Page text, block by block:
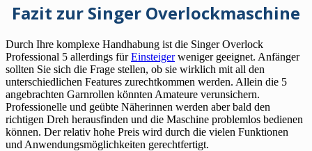
Fazit zur Singer Overlockmaschine
Durch Ihre komplexe Handhabung ist die Singer Overlock
Professional 5 allerdings fürEinsteigerweniger geeignet. Anfänger
sollten Sie sich die Frage stellen, ob sie wirklich mit all den
unterschiedlichen Features zurechtkommen werden. Allein die 5
angebrachten Garnrollen könnten Amateure verunsichern.
Professionelle und geübte Näherinnen werden aber bald den
richtigen Dreh herausfinden und die Maschine problemlos bedienen
können. Der relativ hohe Preis wird durch die vielen Funktionen
und Anwendungsmöglichkeiten gerechtfertigt.